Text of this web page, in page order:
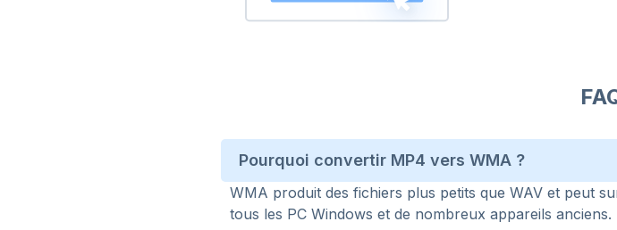
Pourquoi convertir MP4 vers WMA ?
WMA produit des fichiers plus petits que WAV et peut
tous les PC Windows et de nombreux appareils anciens.